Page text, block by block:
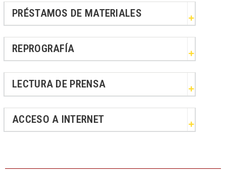
PRÉSTAMOS DE MATERIALES
REPROGRAFÍA
LECTURA DE PRENSA
ACCESO A INTERNET